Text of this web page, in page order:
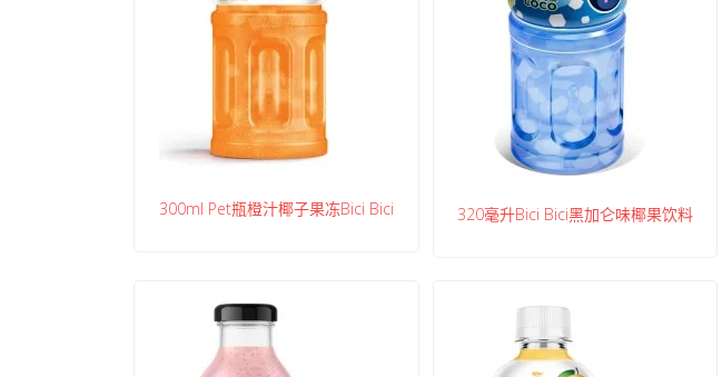
300ml Pet瓶橙汁椰子果冻Bici Bici 320毫升Bici Bici黑加仑味椰果饮料